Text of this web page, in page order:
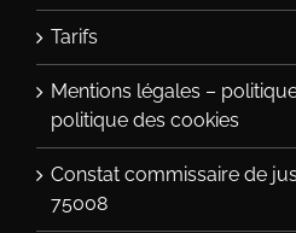
Tarifs
Mentions légales –
politique des cookies
Constat commissaire de
75008